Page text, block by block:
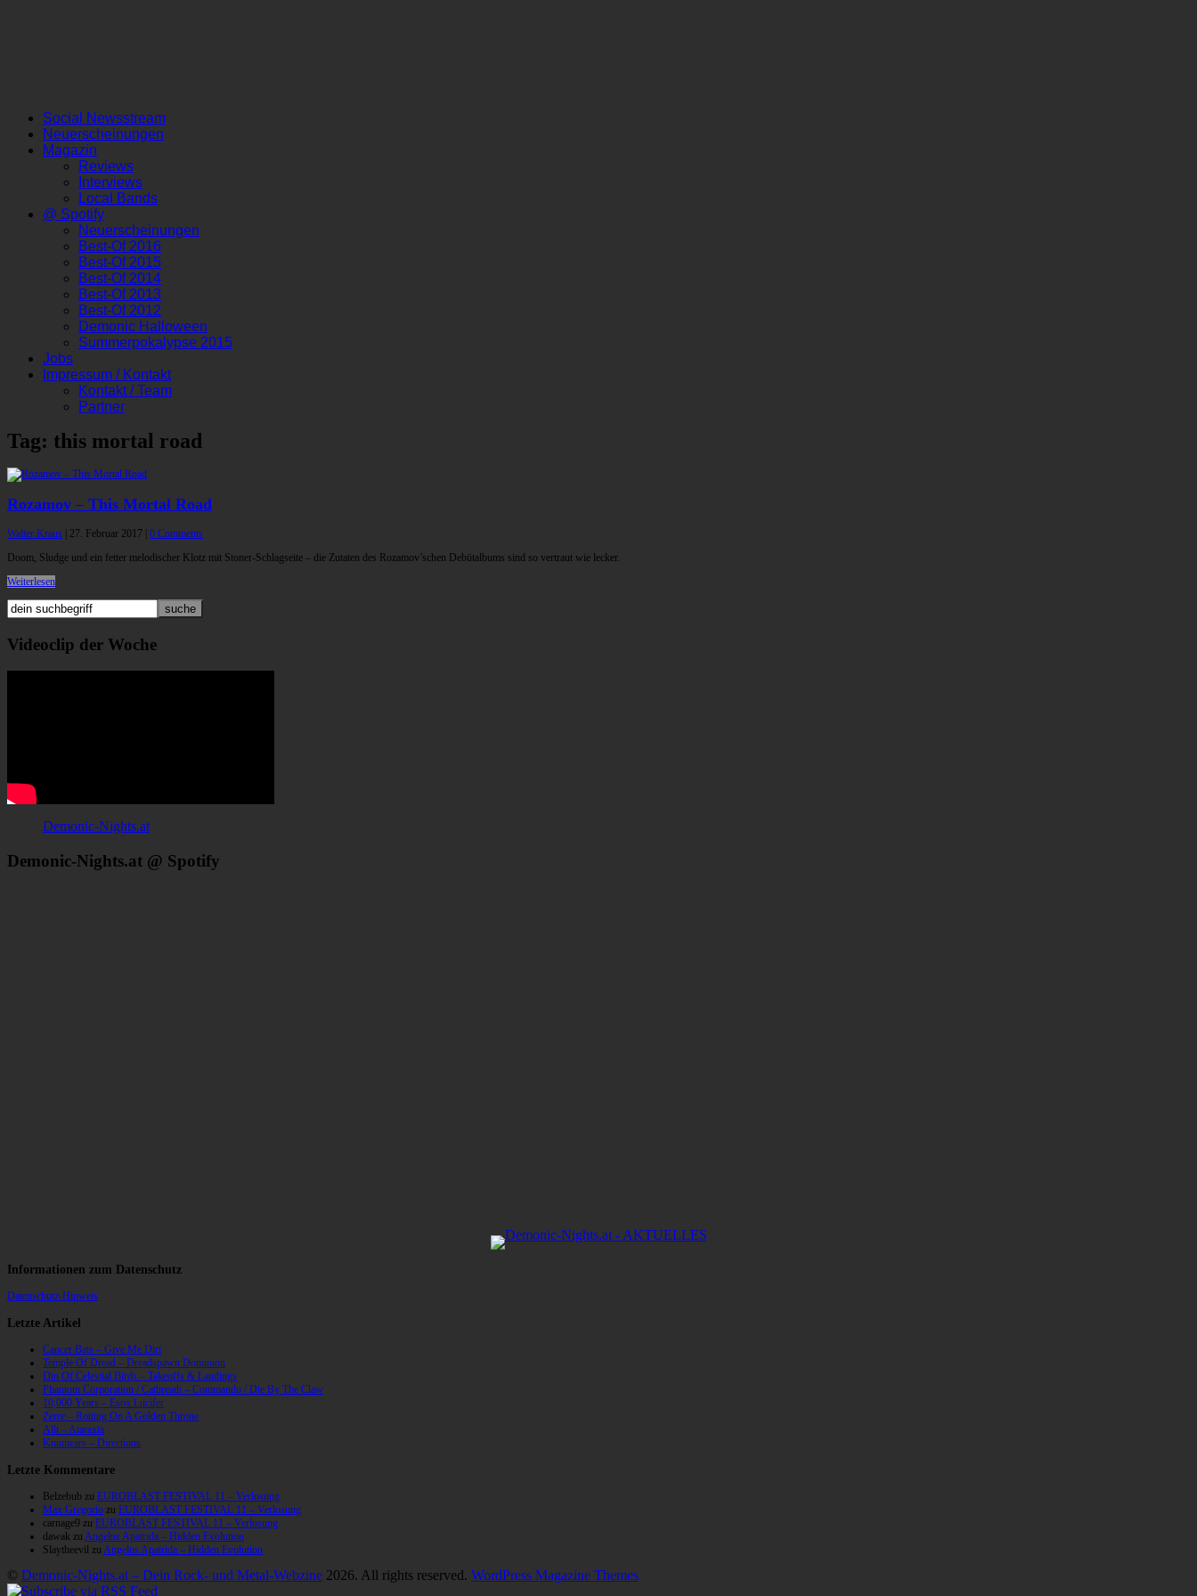
Social Newsstream
Neuerscheinungen
Magazin
Reviews
Interviews
Local Bands
@ Spotify
Neuerscheinungen
Best-Of 2016
Best-Of 2015
Best-Of 2014
Best-Of 2013
Best-Of 2012
Demonic Halloween
Summerpokalypse 2015
Jobs
Impressum / Kontakt
Kontakt / Team
Partner
Tag: this mortal road
Rozamov – This Mortal Road
Walter Kraus 27. Februar 2017 0 Comments
Doom, Sludge und ein fetter melodischer Klotz mit Stoner-Schlagseite – die Zutaten des Rozamov’schen Debütalbums sind so vertraut wie lecker.
Weiterlesen
Videoclip der Woche
Demonic-Nights.at
Demonic-Nights.at @ Spotify
Informationen zum Datenschutz
Datenschutz-Hinweis
Letzte Artikel
Cancer Bats – Give Me Dirt
Temple Of Dread – Dreadspawn Dominion
Din Of Celestial Birds – Takeoffs & Landings
Phantom Corporation / Catbreath – Commando / Die By The Claw
10,000 Years – Esox Lucifer
Zerre – Rotting On A Golden Throne
Allt – Ataraxia
Knumears – Directions
Letzte Kommentare
Belzebub zu EUROBLAST FESTIVAL 11 – Verlosung
Max Gregorio zu EUROBLAST FESTIVAL 11 – Verlosung
carnage9 zu EUROBLAST FESTIVAL 11 – Verlosung
dawak zu Angelus Apatrida – Hidden Evolution
Slaytheevil zu Angelus Apatrida – Hidden Evolution
© Demonic-Nights.at – Dein Rock- und Metal-Webzine 2026. All rights reserved. WordPress Magazine Themes